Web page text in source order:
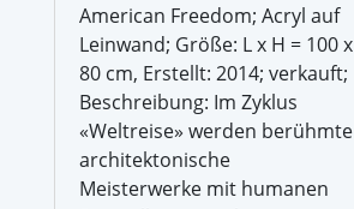
American Freedom; Acryl auf
Leinwand; Größe: L x H = 100 x
80 cm, Erstellt: 2014; verkauft;
Beschreibung: Im Zyklus
«Weltreise» werden berühmte
architektonische
Meisterwerke mit humanen